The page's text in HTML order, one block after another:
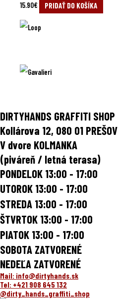
15.90€ PRIDAŤ DO KOŠÍKA
DIRTYHANDS GRAFFITI SHOP
Kollárova 12, 080 01 PREŠOV
V dvore KOLMANKA
(piváreň / letná terasa)
PONDELOK 13:00 - 17:00
UTOROK 13:00 - 17:00
STREDA 13:00 - 17:00
ŠTVRTOK 13:00 - 17:00
PIATOK 13:00 - 17:00
SOBOTA ZATVORENÉ
NEDEĽA ZATVORENÉ
Mail: info@dirtyhands.sk
Tel: +421 908 645 132
@dirty_hands_graffiti_shop